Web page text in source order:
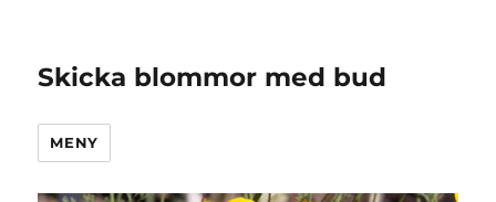
Skicka blommor med bud
MENY